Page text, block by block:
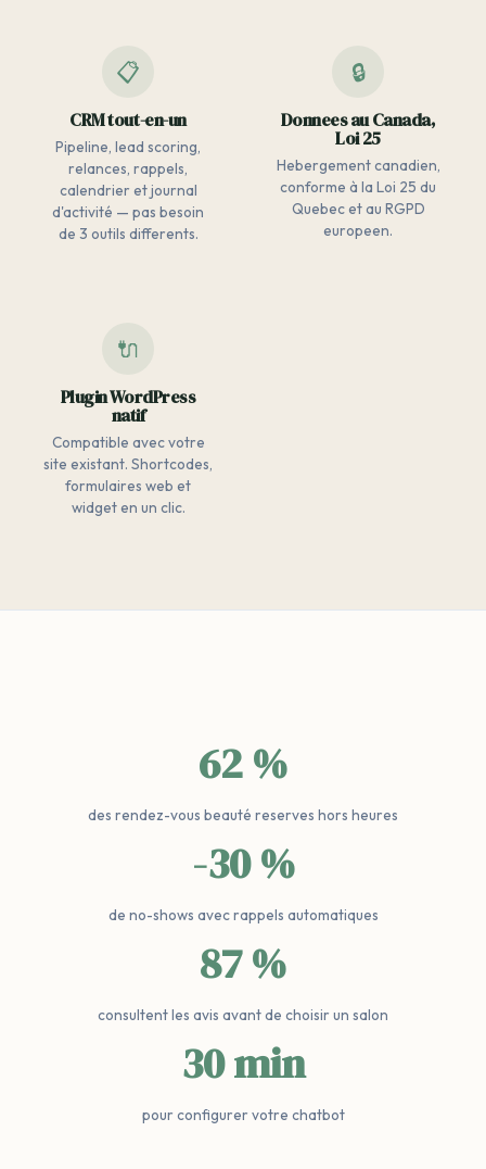
📋
CRM tout-en-un
Pipeline, lead scoring,
relances, rappels,
calendrier et journal
d'activité — pas besoin
de 3 outils differents.
🔒
Donnees au Canada,
Loi 25
Hebergement canadien,
conforme à la Loi 25 du
Quebec et au RGPD
europeen.
🔌
Plugin WordPress
natif
Compatible avec votre
site existant. Shortcodes,
formulaires web et
widget en un clic.
62 %
des rendez-vous beauté reserves hors heures
-30 %
de no-shows avec rappels automatiques
87 %
consultent les avis avant de choisir un salon
30 min
pour configurer votre chatbot